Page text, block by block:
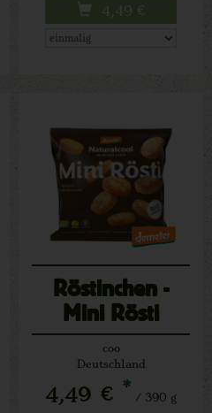
4,49 €
Röstinchen -
Mini Rösti
coo
Deutschland
4,49 € * / 390 g